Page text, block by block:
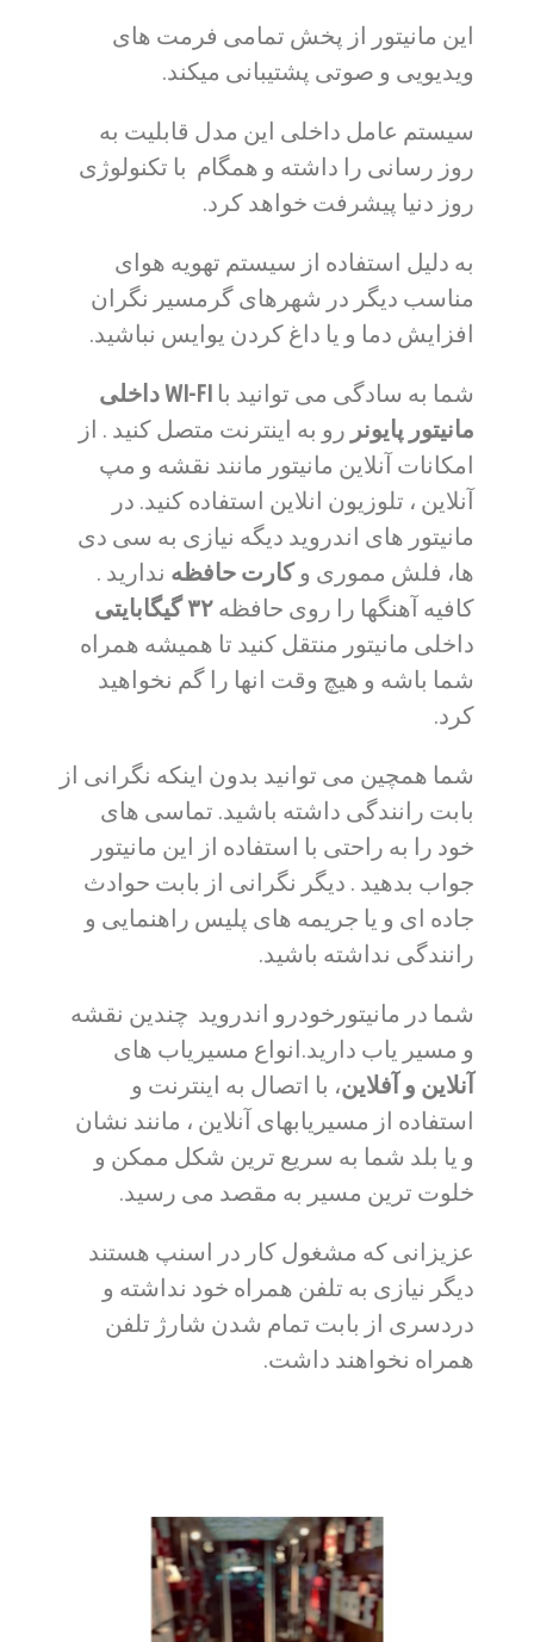
این مانیتور از پخش تمامی فرمت های
ویدیویی و صوتی پشتیبانی میکند.
سیستم عامل داخلی این مدل قابلیت به
روز رسانی را داشته و همگام با تکنولوژی
روز دنیا پیشرفت خواهد کرد.
به دلیل استفاده از سیستم تهویه هوای
مناسب دیگر در شهرهای گرمسیر نگران
افزایش دما و یا داغ کردن یوایس نباشید.
شما به سادگی می توانید با
WI-FI داخلی
مانیتور پایونر رو به اینترنت متصل کنید . از
امکانات آنلاین مانیتور مانند نقشه و مپ
آنلاین ، تلوزیون انلاین استفاده کنید. در
مانیتور های اندروید دیگه نیازی به سی دی
ها، فلش مموری وکارت حافظه ندارید .
کافیه آهنگها را روی حافظه ۳۲ گیگابایتی
داخلی مانیتور منتقل کنید تا همیشه همراه
شما باشه و هیچ وقت انها را گم نخواهید
کرد.
شما همچین می توانید بدون اینکه نگرانی از
بابت رانندگی داشته باشید. تماسی های
خود را به راحتی با استفاده از این مانیتور
جواب بدهید . دیگر نگرانی از بابت حوادث
جاده ای و یا جریمه های پلیس راهنمایی و
رانندگی نداشته باشید.
شما در مانیتورخودرو اندروید چندین نقشه
و مسیر یاب دارید.انواع مسیریاب های
آنلاین و آفلاین، با اتصال به اینترنت و
استفاده از مسیریابهای آنلاین ، مانند نشان
و یا بلد شما به سریع ترین شکل ممکن و
خلوت ترین مسیر به مقصد می رسید.
عزیزانی که مشغول کار در اسنپ هستند
دیگر نیازی به تلفن همراه خود نداشته و
دردسری از بابت تمام شدن شارژ تلفن
همراه نخواهند داشت.